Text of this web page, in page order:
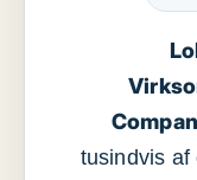
tusindvis